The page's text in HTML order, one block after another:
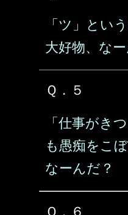
「ツ」とい
大好物、なー
Ｑ．５
「仕事がき
も愚痴をこ
なーんだ？
Ｑ．６